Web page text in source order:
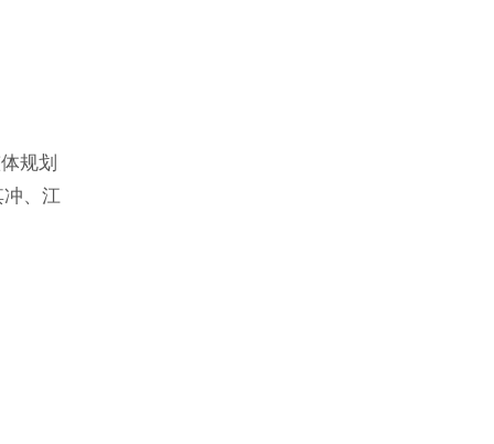
规划
、江
为
业